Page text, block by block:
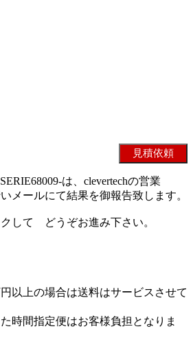
は、clevertechの営業
メールにて結果を御報告致します。
クして どうぞお進み下さい。
以上の場合は送料はサービスさせて
時間指定便はお客様負担となりま